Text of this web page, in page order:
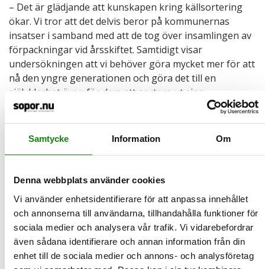
Samtycke Information Om
Denna webbplats använder cookies
Vi använder enhetsidentifierare för att anpassa innehållet
och annonserna till användarna, tillhandahålla funktioner för
sociala medier och analysera vår trafik. Vi vidarebefordrar
även sådana identifierare och annan information från din
enhet till de sociala medier och annons- och analysföretag
– Det är glädjande att kunskapen kring källsortering
ökar. Vi tror att det delvis beror på kommunernas
insatser i samband med att de tog över insamlingen av
förpackningar vid årsskiftet. Samtidigt visar
undersökningen att vi behöver göra mycket mer för att
nå den yngre generationen och göra det till en
självklarhet även för dem att sortera ut sina
förpackningar till återvinning, säger Anna-Carin
Gripwall, kommunikationschef på Avfall Sverige.
Faktaruta
regi för första gången under 2024. Den omfattar 1 000
intervjuer i form av en webbenkät, utförd av Origo
Group.
Återvinningskompassen kommer att bli en
återkommande undersökning för att granska
svenskarnas attityd och kunskap kring källsortering av